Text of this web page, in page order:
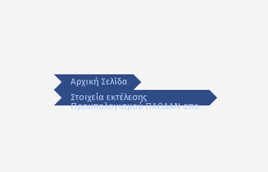
Αρχική Σελίδα
Στοιχεία εκτέλεσης
Προυπολογισμού ΠΑΟΔΑΝ απο